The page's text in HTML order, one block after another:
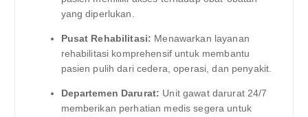
yang diperlukan.
Pusat Rehabilitasi: Menawarkan layanan
rehabilitasi komprehensif untuk membantu
pasien pulih dari cedera, operasi, dan penyakit.
Departemen Darurat: Unit gawat darurat 24/7
memberikan perhatian medis segera untuk